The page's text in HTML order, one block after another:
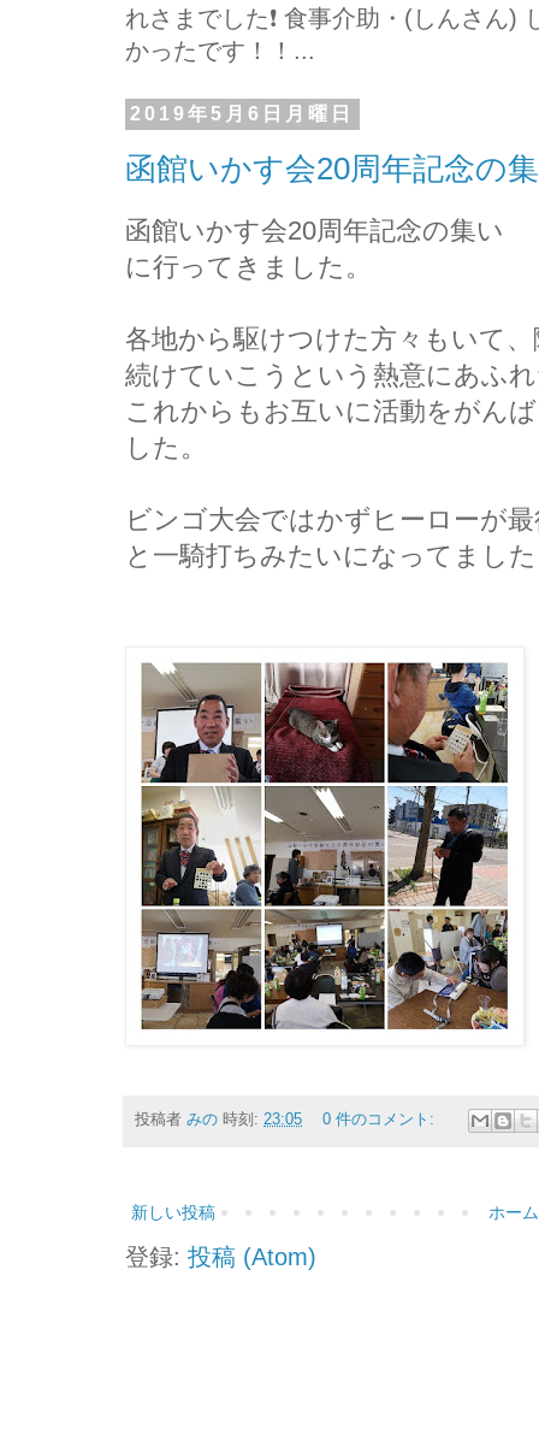
れさまでした❗ 食事介助・(しんさん)
かったです！！...
2019年5月6日月曜日
函館いかす会20周年記念の
函館いかす会20周年記念の集い
に行ってきました。
各地から駆けつけた方々もいて
続けていこうという熱意にあふ
これからもお互いに活動をがん
した。
ビンゴ大会ではかずヒーローが
と一騎打ちみたいになってまし
投稿者 みの 時刻: 23:05 0 件のコメント:
新しい投稿 ホーム
登録: 投稿 (Atom)